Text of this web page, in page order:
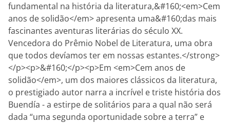
fundamental na história da literatura,&#160;<em>Cem
anos de solidão</em> apresenta uma&#160;das mais
fascinantes aventuras literárias do século XX.
Vencedora do Prêmio Nobel de Literatura, uma obra
que todos devíamos ter em nossas estantes.</strong>
</p><p>&#160;</p><p>Em <em>Cem anos de
solidão</em>, um dos maiores clássicos da literatura,
o prestigiado autor narra a incrível e triste história dos
Buendía - a estirpe de solitários para a qual não será
dada “uma segunda oportunidade sobre a terra” e